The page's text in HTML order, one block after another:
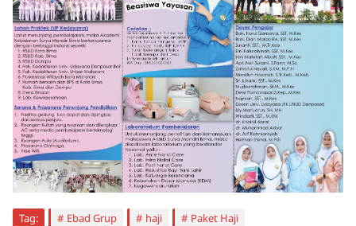
Tag: Ebad Grup haji
Paket Haji